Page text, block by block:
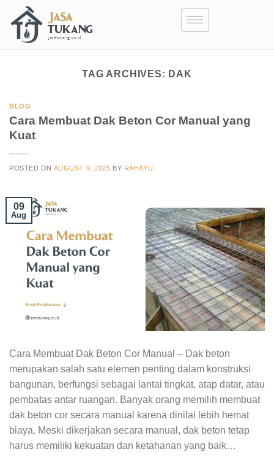
TAG ARCHIVES: DAK
BLOG
Cara Membuat Dak Beton Cor Manual yang
Kuat
POSTED ON AUGUST 9, 2025 BY RAHAYU
09
Aug
Cara Membuat Dak Beton Cor Manual – Dak beton
merupakan salah satu elemen penting dalam konstruksi
bangunan, berfungsi sebagai lantai tingkat, atap datar, atau
pembatas antar ruangan. Banyak orang memilih membuat
dak beton cor secara manual karena dinilai lebih hemat
biaya. Meski dikerjakan secara manual, dak beton tetap
harus memiliki kekuatan dan ketahanan yang baik…